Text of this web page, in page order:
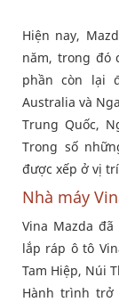
Hiện nay,
năm, trong đó
phần còn lại
Australia và
Trung Quốc,
Trong số
được xếp ở vị
Nhà máy
Vina Mazda
lắp ráp ô tô
Tam Hiệp, Núi
Hành trình trở